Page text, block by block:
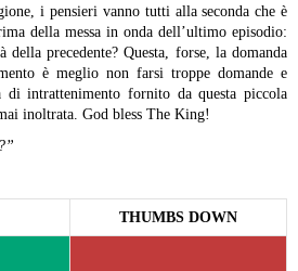
i pensieri vanno tutti alla seconda che è
della messa in onda dell’ultimo episodio:
precedente? Questa, forse, la domanda
è meglio non farsi troppe domande e
di intrattenimento fornito da questa piccola
inoltrata. God bless The King!
THUMBS DOWN